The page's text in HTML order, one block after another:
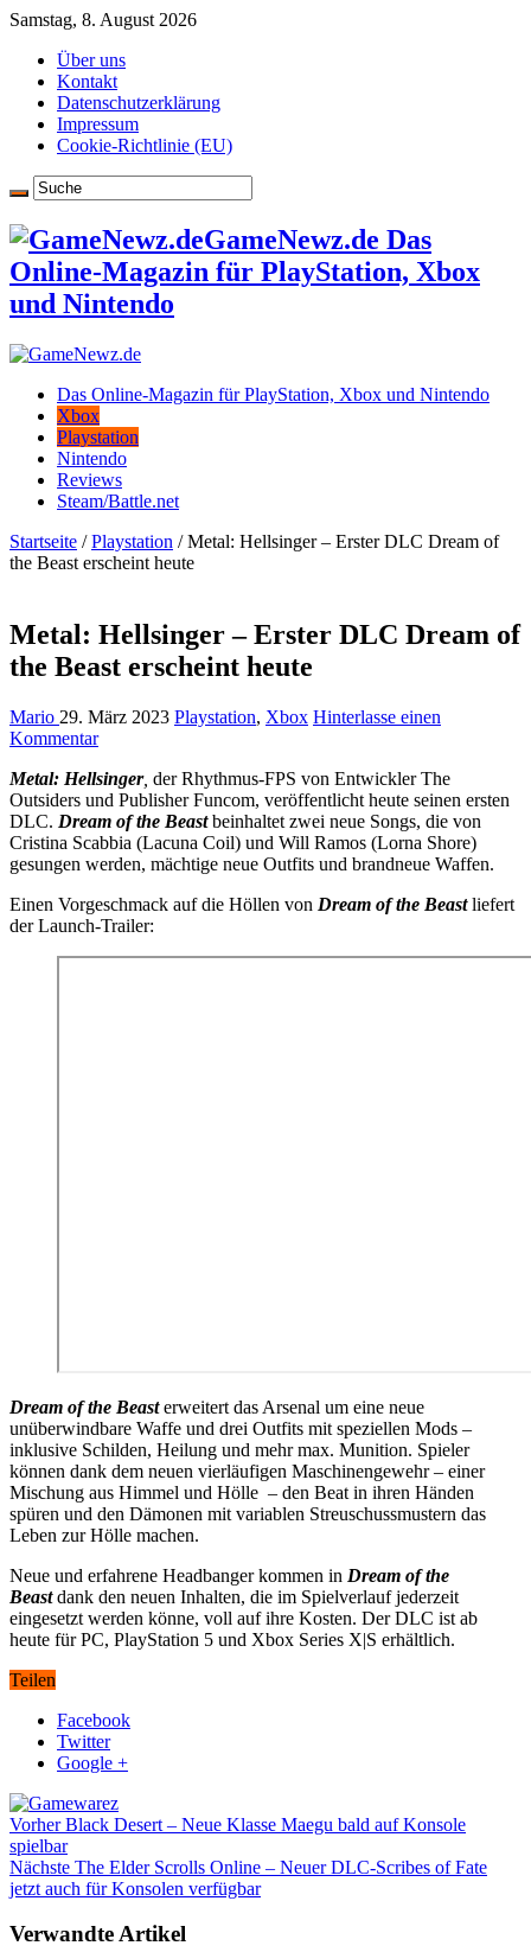
Samstag, 8. August 2026
Über uns
Kontakt
Datenschutzerklärung
Impressum
Cookie-Richtlinie (EU)
GameNewz.de Das
Online-Magazin für PlayStation, Xbox
und Nintendo
Das Online-Magazin für PlayStation, Xbox und Nintendo
Xbox
Playstation
Nintendo
Reviews
Steam/Battle.net
Startseite / Playstation / Metal: Hellsinger – Erster DLC Dream of
the Beast erscheint heute
Metal: Hellsinger – Erster DLC Dream of
the Beast erscheint heute
Mario 29. März 2023 Playstation, Xbox Hinterlasse einen
Kommentar
Metal: Hellsinger, der Rhythmus-FPS von Entwickler The
Outsiders und Publisher Funcom, veröffentlicht heute seinen ersten
DLC. Dream of the Beastbeinhaltet zwei neue Songs, die von
Cristina Scabbia (Lacuna Coil) und Will Ramos (Lorna Shore)
gesungen werden, mächtige neue Outfits und brandneue Waffen.
Einen Vorgeschmack auf die Höllen von Dream of the Beast liefert
der Launch-Trailer:
Dream of the Beasterweitert das Arsenal um eine neue
unüberwindbare Waffe und drei Outfits mit speziellen Mods –
inklusive Schilden, Heilung und mehr max. Munition. Spieler
können dank dem neuen vierläufigen Maschinengewehr – einer
Mischung aus Himmel und Hölle – den Beat in ihren Händen
spüren und den Dämonen mit variablen Streuschussmustern das
Leben zur Hölle machen.
Neue und erfahrene Headbanger kommen in Dream of the
Beastdank den neuen Inhalten, die im Spielverlauf jederzeit
eingesetzt werden könne, voll auf ihre Kosten. Der DLC ist ab
heute für PC, PlayStation 5 und Xbox Series X|S erhältlich.
Teilen
Facebook
Twitter
Google +
VorherBlack Desert – Neue Klasse Maegu bald auf Konsole
spielbar
Nächste The Elder Scrolls Online – Neuer DLC-Scribes of Fate
jetzt auch für Konsolen verfügbar
Verwandte Artikel